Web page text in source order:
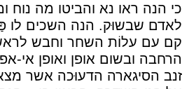
כי הנה ראו נא והביטו מה נוח
לאדם שבשוּק. הנה השכים לו
קם עם עלוֹת השחר וחבש
הרחבה ובשום אופן ואופן אי-
זנב הסיגארה הדעוּכה אשר